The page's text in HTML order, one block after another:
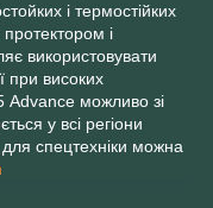
і термостійких
і
використовувати
при високих
можливо зі
у всі регіони
спецтехніки можна